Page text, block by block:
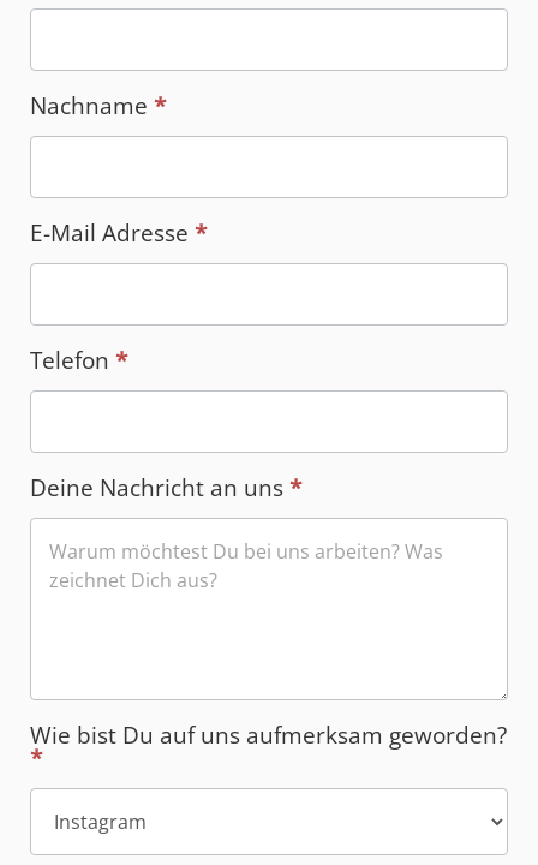
Nachname *
E-Mail Adresse *
Telefon *
Deine Nachricht an uns*
Wie bist Du auf uns aufmerksam geworden?
*